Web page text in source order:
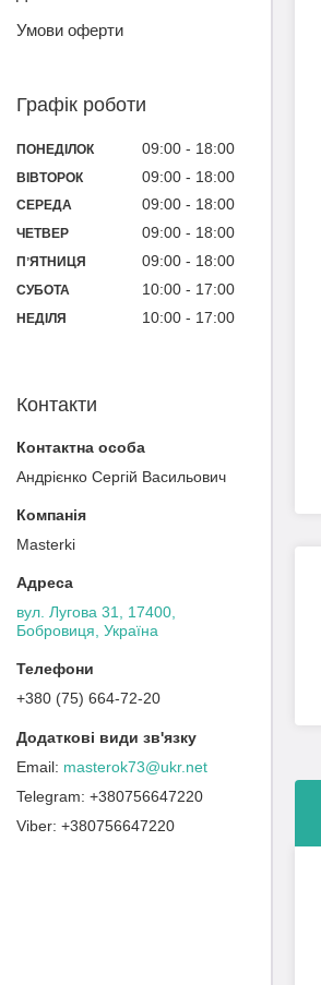
Умови оферти
Графік роботи
ПОНЕДІЛОК 09:00 18:00
ВІВТОРОК 09:00 18:00
СЕРЕДА 09:00 18:00
ЧЕТВЕР 09:00 18:00
ПʼЯТНИЦЯ 09:00 18:00
СУБОТА 10:00 17:00
НЕДІЛЯ 10:00 17:00
Контакти
Андрієнко Сергій Васильович
Masterki
вул. Лугова 31, 17400,
Бобровиця, Україна
+380 (75) 664-72-20
masterok73@ukr.net
+380756647220
+380756647220